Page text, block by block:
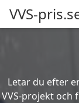
VVS-
Letar du efter
VVS-projekt och